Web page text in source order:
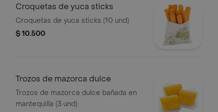
Croquetas de yuca sticks
Croquetas de yuca sticks (10 und)
$ 10.500
Trozos de mazorca dulce
Trozos de mazorca dulce bañada en
mantequilla (3 und)